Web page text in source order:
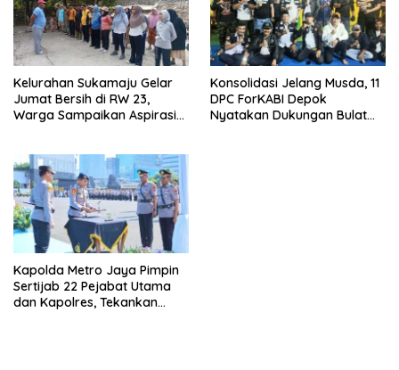
Kelurahan Sukamaju Gelar
Jumat Bersih di RW 23,
Warga Sampaikan Aspirasi
Konsolidasi Jelang Musda, 11
DPC ForKABI Depok
Nyatakan Dukungan Bulat
Kapolda Metro Jaya Pimpin
Sertijab 22 Pejabat Utama
dan Kapolres, Tekankan